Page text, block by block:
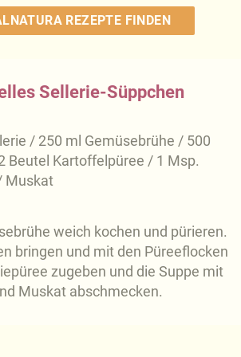
REZEPTE FINDEN
Sellerie-Süppchen
/ 250 ml Gemüsebrühe / 500
Beutel Kartoffelpüree / 1 Msp.
Muskat
weich kochen und pürieren.
bringen und mit den Püreeflocken
zugeben und die Suppe mit
Muskat abschmecken.